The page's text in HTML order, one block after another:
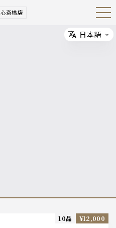
心斎橋店 Open
Navig
10品 ¥12,000
Select
日本語